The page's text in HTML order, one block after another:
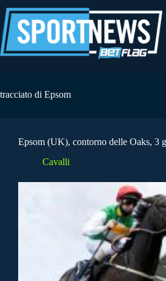
al
contenuto
tracciato di Epsom
Epsom (UK), contorno delle Oaks, 3
Cavalli